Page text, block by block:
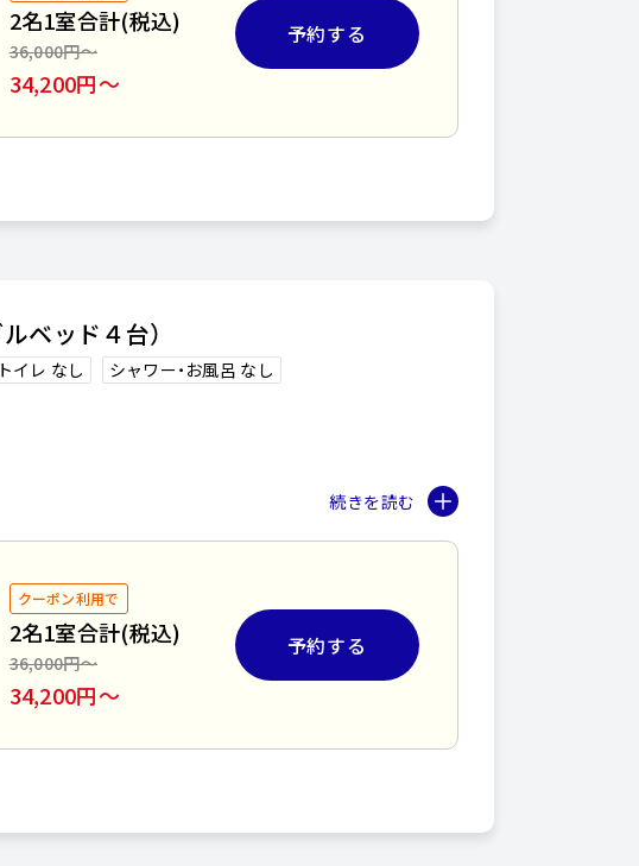
2名1室合計(税込)
36,000円〜
34,200円〜
予約する
ベッド４台）
トイレ なし シャワー・お風呂 なし
おり、
ます。
しておりますので、
参をお願いいたします。
クーポン利用で
2名1室合計(税込)
36,000円〜
34,200円〜
予約する